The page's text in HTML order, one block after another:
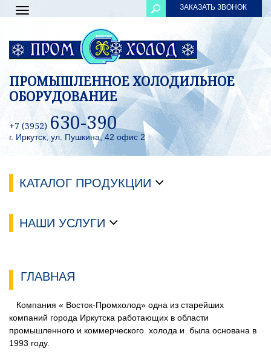
Toggle
ЗАКАЗАТЬ ЗВОНОК
ПРОМЫШЛЕННОЕ ХОЛОДИЛЬНОЕ
ОБОРУДОВАНИЕ
+7 (3952) 630-390
г. Иркутск, ул. Пушкина, 42 офис 2
КАТАЛОГ ПРОДУКЦИИ
НАШИ УСЛУГИ
ГЛАВНАЯ
Компания « Восток-Промхолод» одна из старейших
компаний города Иркутска работающих в области
промышленного и коммерческого холода и была основана в
1993 году.